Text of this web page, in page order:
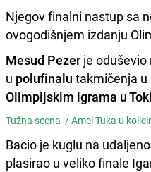
Njegov finalni nastup sa
ovogodišnjem izdanju
Mesud Pezer je
u polufinalu takmičenja u
Olimpijskim igrama u
Tužna scena /Amel Tuka u
Bacio je kuglu na
plasirao u veliko finale